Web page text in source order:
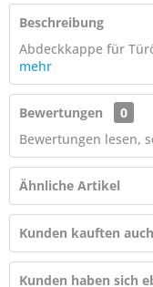
Beschreibung
Abdeckkappe für
mehr
Bewertungen
0
Bewertungen lesen,
Ähnliche Artikel
Kunden kauften auch
Kunden haben sich